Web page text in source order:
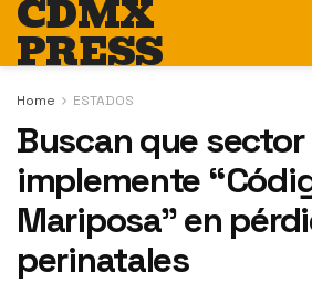
CDMX
PRESS
Home ESTADOS
Buscan que
implemente
Mariposa” en
perinatales